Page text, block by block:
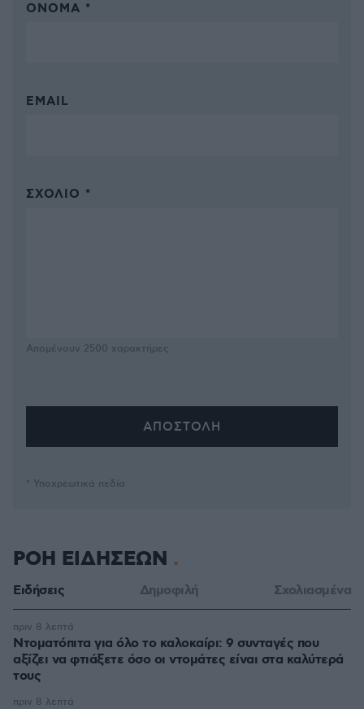
ΌΝΟΜΑ *
EMAIL
ΣΧΌΛΙΟ *
Απομένουν 2500 χαρακτήρες
* Υποχρεωτικά πεδία
ΡΟΗ ΕΙΔΗΣΕΩΝ
Ειδήσεις Δημοφιλή Σχολιασμένα
Ντοματόπιτα για όλο το καλοκαίρι: 9 συνταγές που
αξίζει να φτιάξετε όσο οι ντομάτες είναι στα καλύτερά
τους
πριν 8 λεπτά
πριν 8 λεπτά